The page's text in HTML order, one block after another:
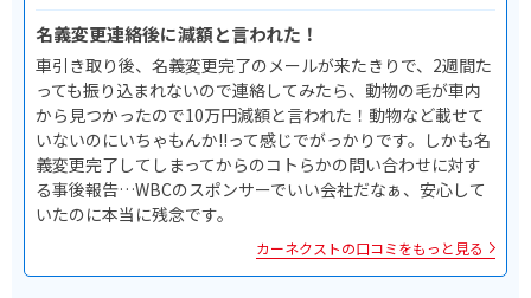
名義変更連絡後に減額と言われた！
車引き取り後、名義変更完了のメールが来たきりで、2週間た
っても振り込まれないので連絡してみたら、動物の毛が車内
から見つかったので10万円減額と言われた！動物など載せて
いないのにいちゃもんか!!って感じでがっかりです。しかも名
義変更完了してしまってからのコトらかの問い合わせに対す
る事後報告…WBCのスポンサーでいい会社だなぁ、安心して
いたのに本当に残念です。
カーネクストの口コミをもっと見る